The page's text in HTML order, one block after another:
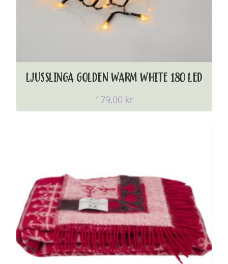
LJUSSLINGA GOLDEN WARM WHITE 180 LED
179,00 kr